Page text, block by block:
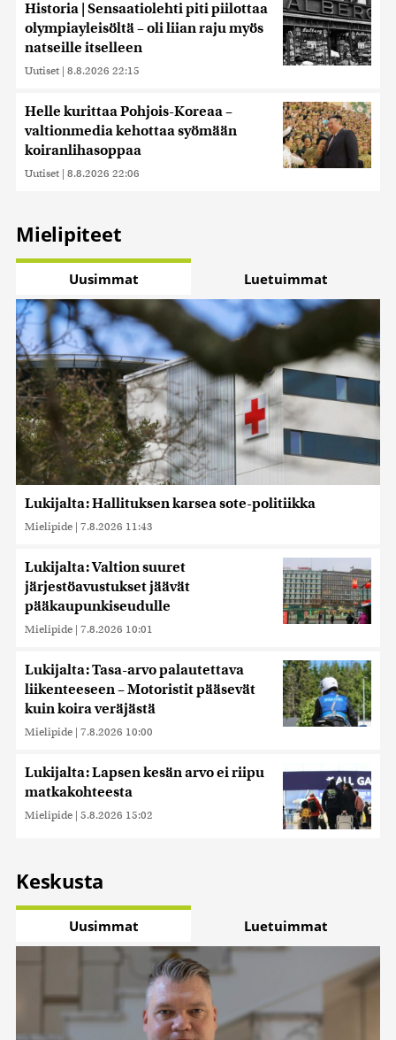
Historia | Sensaatiolehti piti piilottaa
olympiayleisöltä – oli liian raju myös
natseille itselleen
Uutiset | 8.8.2026 22:15
Helle kurittaa Pohjois-Koreaa –
valtionmedia kehottaa syömään
koiranlihasoppaa
Uutiset | 8.8.2026 22:06
Mielipiteet
Uusimmat Luetuimmat
Lukijalta: Hallituksen karsea sote-politiikka
Mielipide | 7.8.2026 11:43
Lukijalta: Valtion suuret
järjestöavustukset jäävät
pääkaupunkiseudulle
Mielipide | 7.8.2026 10:01
Lukijalta: Tasa-arvo palautettava
liikenteeseen – Motoristit pääsevät
kuin koira veräjästä
Mielipide | 7.8.2026 10:00
Lukijalta: Lapsen kesän arvo ei riipu
matkakohteesta
Mielipide | 5.8.2026 15:02
Keskusta
Uusimmat Luetuimmat